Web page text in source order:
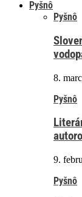
Pyšnô
Pyšnô
8.
Pyšnô
9.
Pyšnô